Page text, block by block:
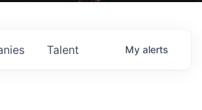
Talent My alerts